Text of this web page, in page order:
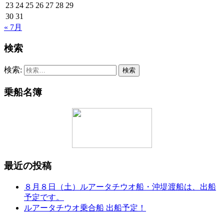
23 24 25 26 27 28 29
30 31
« 7月
検索
検索:
乗船名簿
最近の投稿
８月８日（土）ルアータチウオ船・沖堤渡船は、出船
予定です。
ルアータチウオ乗合船 出船予定！